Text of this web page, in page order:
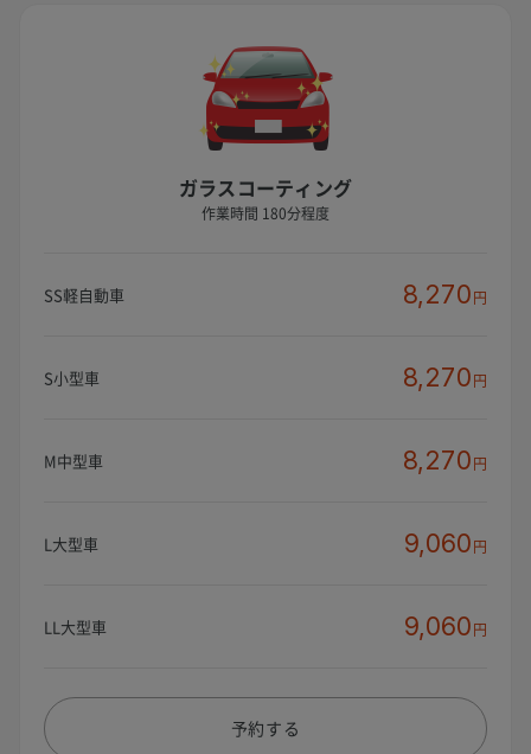
ガラスコーティング
作業時間 180分程度
SS軽自動車 8,270円
S小型車 8,270円
M中型車 8,270円
L大型車 9,060円
LL大型車 9,060円
予約する